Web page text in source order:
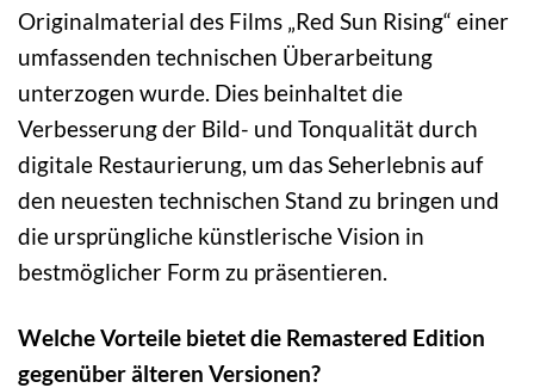
Originalmaterial des Films „Red Sun Rising“ einer
umfassenden technischen Überarbeitung
unterzogen wurde. Dies beinhaltet die
Verbesserung der Bild- und Tonqualität durch
digitale Restaurierung, um das Seherlebnis auf
den neuesten technischen Stand zu bringen und
die ursprüngliche künstlerische Vision in
bestmöglicher Form zu präsentieren.
Welche Vorteile bietet die Remastered Edition
gegenüber älteren Versionen?